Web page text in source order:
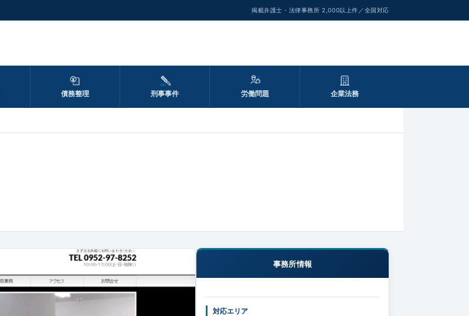
掲載弁護士・法律事務所 2,000以上件／全国対応
債務整理 刑事事件 労働問題 企業法務
事務所情報
対応エリア